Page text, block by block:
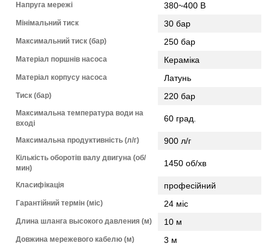
Напруга мережі 380~400 В
Мінімальний тиск 30 бар
Максимальний тиск (бар) 250 бар
Матеріал поршнів насоса Кераміка
Матеріал корпусу насоса Латунь
Тиск (бар) 220 бар
Максимальна температура води на
вході
60 град.
Максимальна продуктивність (л/г) 900 л/г
Кількість оборотів валу двигуна (об/
мин)
1450 об/хв
Класифікація професійний
Гарантійний термін (міс) 24 міс
Длина шланга высокого давления (м) 10 м
Довжина мережевого кабелю (м) 3 м